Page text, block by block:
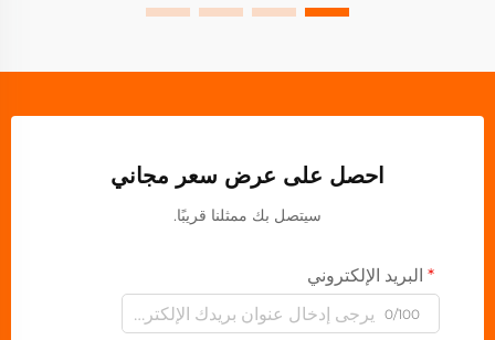
احصل على عرض سعر مجاني
سيتصل بك ممثلنا قريبًا.
البريد الإلكتروني
0/100